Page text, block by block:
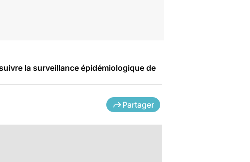
la surveillance épidémiologique de
Partager